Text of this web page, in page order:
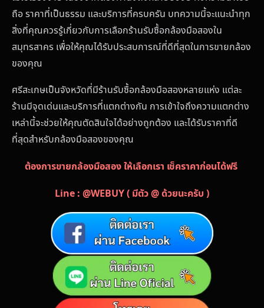
ถือ ราคาที่เป็นธรรม และบริการที่ครบครัน บทความนี้จะแนะนำทุก
สิ่งที่คุณควรรู้เกี่ยวกับการเลือกร้านรับซื้อกล้องมือสองใน
สมุทรสาคร เพื่อให้คุณได้รับประสบการณ์ที่ดีที่สุดในการขายกล้อง
ของคุณ
ศรีสะเกษเป็นจังหวัดที่มีร้านรับซื้อกล้องมือสองหลายแห่ง แต่ละ
ร้านมีจุดเด่นและบริการที่แตกต่างกัน การเข้าใจถึงความแตกต่าง
เหล่านี้จะช่วยให้คุณตัดสินใจได้อย่างถูกต้อง และได้รับราคาที่ดี
ที่สุดสำหรับกล้องมือสองของคุณ
ต้องการขายกล้องมือสอง ให้เลือกเรา เช็คราคาก่อนได้ฟรี
Line : @WEBUY ( มีตัว @ ด้วยนะครับ )